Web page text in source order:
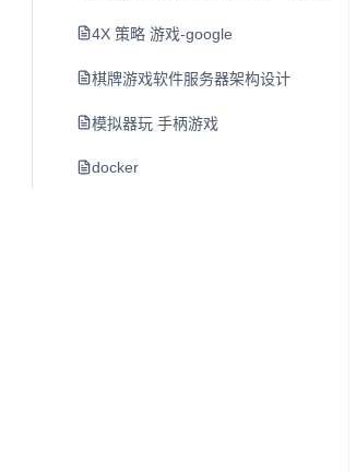
4X 策略 游戏-google
棋牌游戏软件服务器架构设计
模拟器玩 手柄游戏
docker